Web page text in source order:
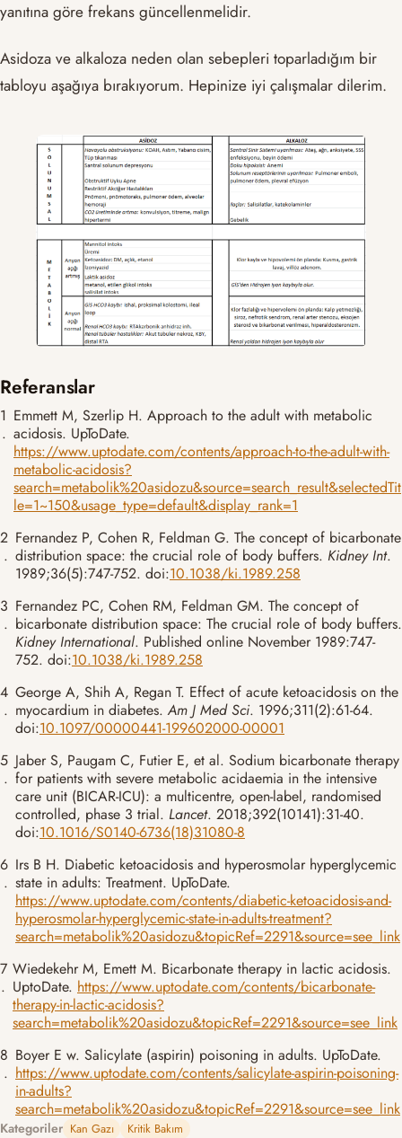
yanıtına göre frekans güncellenmelidir.
Asidoza ve alkaloza neden olan sebepleri toparladığım bir
tabloyu aşağıya bırakıyorum. Hepinize iyi çalışmalar dilerim.
Referanslar
1
.
Emmett M, Szerlip H. Approach to the adult with metabolic
acidosis. UpToDate.
https://www.uptodate.com/contents/approach-to-the-adult-with-
metabolic-acidosis?
search=metabolik%20asidozu&source=search_result&selectedTit
le=1~150&usage_type=default&display_rank=1
2
.
Fernandez P, Cohen R, Feldman G. The concept of bicarbonate
distribution space: the crucial role of body buffers. Kidney Int.
1989;36(5):747-752. doi:10.1038/ki.1989.258
3
.
Fernandez PC, Cohen RM, Feldman GM. The concept of
bicarbonate distribution space: The crucial role of body buffers.
Kidney International. Published online November 1989:747-
752. doi:10.1038/ki.1989.258
4
.
George A, Shih A, Regan T. Effect of acute ketoacidosis on the
myocardium in diabetes.Am J Med Sci. 1996;311(2):61-64.
doi:10.1097/00000441-199602000-00001
5
.
Jaber S, Paugam C, Futier E, et al. Sodium bicarbonate therapy
for patients with severe metabolic acidaemia in the intensive
care unit (BICAR-ICU): a multicentre, open-label, randomised
controlled, phase 3 trial. Lancet. 2018;392(10141):31-40.
doi:10.1016/S0140-6736(18)31080-8
6
.
Irs B H. Diabetic ketoacidosis and hyperosmolar hyperglycemic
state in adults: Treatment. UpToDate.
https://www.uptodate.com/contents/diabetic-ketoacidosis-and-
hyperosmolar-hyperglycemic-state-in-adults-treatment?
search=metabolik%20asidozu&topicRef=2291&source=see_link
7
.
Wiedekehr M, Emett M. Bicarbonate therapy in lactic acidosis.
UptoDate. https://www.uptodate.com/contents/bicarbonate-
therapy-in-lactic-acidosis?
search=metabolik%20asidozu&topicRef=2291&source=see_link
8
.
Boyer E w. Salicylate (aspirin) poisoning in adults. UpToDate.
https://www.uptodate.com/contents/salicylate-aspirin-poisoning-
in-adults?
search=metabolik%20asidozu&topicRef=2291&source=see_link
Kategoriler Kan Gazı Kritik Bakım